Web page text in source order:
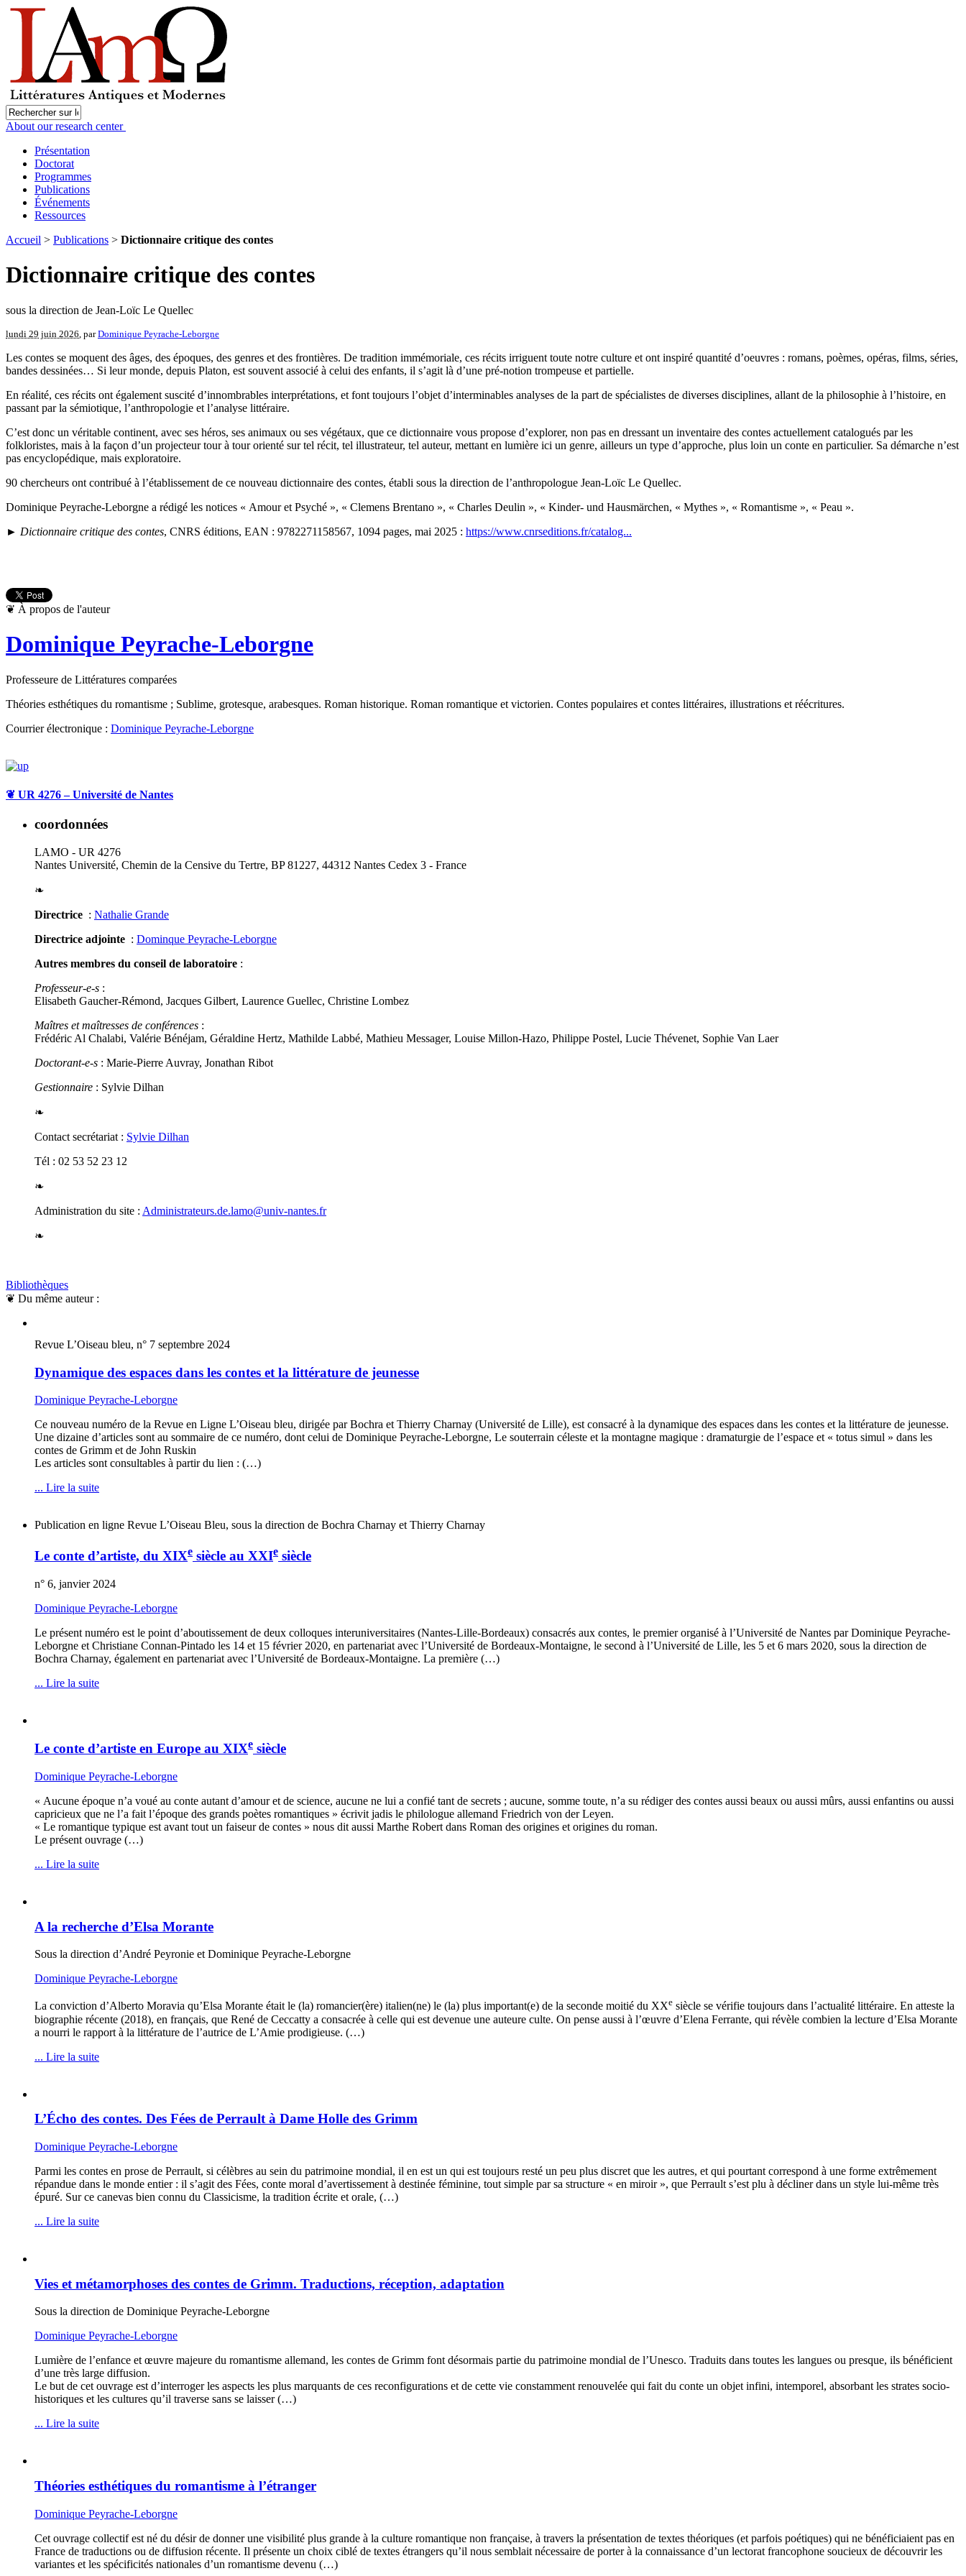
About our research center
Présentation
Doctorat
Programmes
Publications
Événements
Ressources
Accueil > Publications > Dictionnaire critique des contes
Dictionnaire critique des contes
sous la direction de Jean-Loïc Le Quellec
lundi 29 juin 2026 , parDominique Peyrache-Leborgne
Les contes se moquent des âges, des époques, des genres et des frontières. De tradition immémoriale, ces récits irriguent toute notre culture et ont inspiré quantité d’oeuvres : romans, poèmes, opéras, films, séries,
bandes dessinées… Si leur monde, depuis Platon, est souvent associé à celui des enfants, il s’agit là d’une pré-notion trompeuse et partielle.
En réalité, ces récits ont également suscité d’innombrables interprétations, et font toujours l’objet d’interminables analyses de la part de spécialistes de diverses disciplines, allant de la philosophie à l’histoire, en
passant par la sémiotique, l’anthropologie et l’analyse littéraire.
C’est donc un véritable continent, avec ses héros, ses animaux ou ses végétaux, que ce dictionnaire vous propose d’explorer, non pas en dressant un inventaire des contes actuellement catalogués par les
folkloristes, mais à la façon d’un projecteur tour à tour orienté sur tel récit, tel illustrateur, tel auteur, mettant en lumière ici un genre, ailleurs un type d’approche, plus loin un conte en particulier. Sa démarche n’est
pas encyclopédique, mais exploratoire.
90 chercheurs ont contribué à l’établissement de ce nouveau dictionnaire des contes, établi sous la direction de l’anthropologue Jean-Loïc Le Quellec.
Dominique Peyrache-Leborgne a rédigé les notices « Amour et Psyché », « Clemens Brentano », « Charles Deulin », « Kinder- und Hausmärchen, « Mythes », « Romantisme », « Peau ».
► Dictionnaire critique des contes, CNRS éditions, EAN : 9782271158567, 1094 pages, mai 2025 : https://www.cnrseditions.fr/catalog...
❦ À propos de l'auteur
Dominique Peyrache-Leborgne
Professeure de Littératures comparées
Théories esthétiques du romantisme ; Sublime, grotesque, arabesques. Roman historique. Roman romantique et victorien. Contes populaires et contes littéraires, illustrations et réécritures.
Courrier électronique : Dominique Peyrache-Leborgne
❦ UR 4276 – Université de Nantes
coordonnées
LAMO - UR 4276
Nantes Université, Chemin de la Censive du Tertre, BP 81227, 44312 Nantes Cedex 3 - France
❧
Directrice : Nathalie Grande
Directrice adjointe : Dominque Peyrache-Leborgne
Autres membres du conseil de laboratoire :
Professeur-e-s :
Elisabeth Gaucher-Rémond, Jacques Gilbert, Laurence Guellec, Christine Lombez
Maîtres et maîtresses de conférences :
Frédéric Al Chalabi, Valérie Bénéjam, Géraldine Hertz, Mathilde Labbé, Mathieu Messager, Louise Millon-Hazo, Philippe Postel, Lucie Thévenet, Sophie Van Laer
Doctorant-e-s : Marie-Pierre Auvray, Jonathan Ribot
Gestionnaire : Sylvie Dilhan
❧
Contact secrétariat : Sylvie Dilhan
Tél : 02 53 52 23 12
❧
Administration du site : Administrateurs.de.lamo@univ-nantes.fr
❧
Bibliothèques
❦ Du même auteur :
Revue L’Oiseau bleu, n° 7 septembre 2024
Dynamique des espaces dans les contes et la littérature de jeunesse
Dominique Peyrache-Leborgne
Ce nouveau numéro de la Revue en Ligne L’Oiseau bleu, dirigée par Bochra et Thierry Charnay (Université de Lille), est consacré à la dynamique des espaces dans les contes et la littérature de jeunesse.
Une dizaine d’articles sont au sommaire de ce numéro, dont celui de Dominique Peyrache-Leborgne, Le souterrain céleste et la montagne magique : dramaturgie de l’espace et « totus simul » dans les
contes de Grimm et de John Ruskin
Les articles sont consultables à partir du lien : (…)
... Lire la suite
Publication en ligne Revue L’Oiseau Bleu, sous la direction de Bochra Charnay et Thierry Charnay
Le conte d’artiste, du XIXe siècle au XXIe siècle
n° 6, janvier 2024
Dominique Peyrache-Leborgne
Le présent numéro est le point d’aboutissement de deux colloques interuniversitaires (Nantes-Lille-Bordeaux) consacrés aux contes, le premier organisé à l’Université de Nantes par Dominique Peyrache-
Leborgne et Christiane Connan-Pintado les 14 et 15 février 2020, en partenariat avec l’Université de Bordeaux-Montaigne, le second à l’Université de Lille, les 5 et 6 mars 2020, sous la direction de
Bochra Charnay, également en partenariat avec l’Université de Bordeaux-Montaigne. La première (…)
... Lire la suite
Le conte d’artiste en Europe au XIXe siècle
Dominique Peyrache-Leborgne
« Aucune époque n’a voué au conte autant d’amour et de science, aucune ne lui a confié tant de secrets ; aucune, somme toute, n’a su rédiger des contes aussi beaux ou aussi mûrs, aussi enfantins ou aussi
capricieux que ne l’a fait l’époque des grands poètes romantiques » écrivit jadis le philologue allemand Friedrich von der Leyen.
« Le romantique typique est avant tout un faiseur de contes » nous dit aussi Marthe Robert dans Roman des origines et origines du roman.
Le présent ouvrage (…)
... Lire la suite
A la recherche d’Elsa Morante
Sous la direction d’André Peyronie et Dominique Peyrache-Leborgne
Dominique Peyrache-Leborgne
La conviction d’Alberto Moravia qu’Elsa Morante était le (la) romancier(ère) italien(ne) le (la) plus important(e) de la seconde moitié du XXe siècle se vérifie toujours dans l’actualité littéraire. En atteste la
biographie récente (2018), en français, que René de Ceccatty a consacrée à celle qui est devenue une auteure culte. On pense aussi à l’œuvre d’Elena Ferrante, qui révèle combien la lecture d’Elsa Morante
a nourri le rapport à la littérature de l’autrice de L’Amie prodigieuse. (…)
... Lire la suite
L’Écho des contes. Des Fées de Perrault à Dame Holle des Grimm
Dominique Peyrache-Leborgne
Parmi les contes en prose de Perrault, si célèbres au sein du patrimoine mondial, il en est un qui est toujours resté un peu plus discret que les autres, et qui pourtant correspond à une forme extrêmement
répandue dans le monde entier : il s’agit des Fées, conte moral d’avertissement à destinée féminine, tout simple par sa structure « en miroir », que Perrault s’est plu à décliner dans un style lui-même très
épuré. Sur ce canevas bien connu du Classicisme, la tradition écrite et orale, (…)
... Lire la suite
Vies et métamorphoses des contes de Grimm. Traductions, réception, adaptation
Sous la direction de Dominique Peyrache-Leborgne
Dominique Peyrache-Leborgne
Lumière de l’enfance et œuvre majeure du romantisme allemand, les contes de Grimm font désormais partie du patrimoine mondial de l’Unesco. Traduits dans toutes les langues ou presque, ils bénéficient
d’une très large diffusion.
Le but de cet ouvrage est d’interroger les aspects les plus marquants de ces reconfigurations et de cette vie constamment renouvelée qui fait du conte un objet infini, intemporel, absorbant les strates socio-
historiques et les cultures qu’il traverse sans se laisser (…)
... Lire la suite
Théories esthétiques du romantisme à l’étranger
Dominique Peyrache-Leborgne
Cet ouvrage collectif est né du désir de donner une visibilité plus grande à la culture romantique non française, à travers la présentation de textes théoriques (et parfois poétiques) qui ne bénéficiaient pas en
France de traductions ou de diffusion récente. Il présente un choix ciblé de textes étrangers qu’il nous semblait nécessaire de porter à la connaissance d’un lectorat francophone soucieux de découvrir les
variantes et les spécificités nationales d’un romantisme devenu (…)